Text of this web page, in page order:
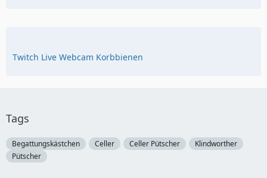
Twitch Live Webcam Korbbienen
Tags
Begattungskästchen Celler Celler Pütscher
Klindworther
Pütscher